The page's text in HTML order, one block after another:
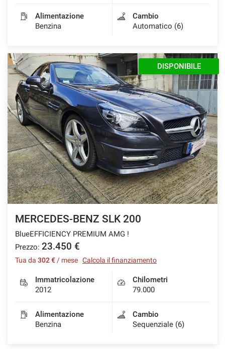
Alimentazione
Benzina
Cambio
Automatico (6)
DISPONIBILE
MERCEDES-BENZ SLK 200
BlueEFFICIENCY PREMIUM AMG !
Prezzo: 23.450 €
Tua da 302 € / mese Calcola il finanziamento
Immatricolazione
2012
Chilometri
79.000
Alimentazione
Benzina
Cambio
Sequenziale (6)